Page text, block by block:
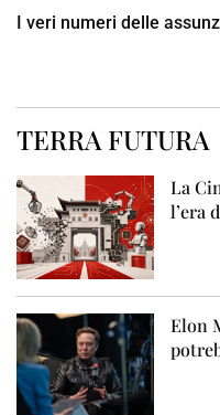
I veri numeri delle
TERRA FUTURA
La
l’era
Elon